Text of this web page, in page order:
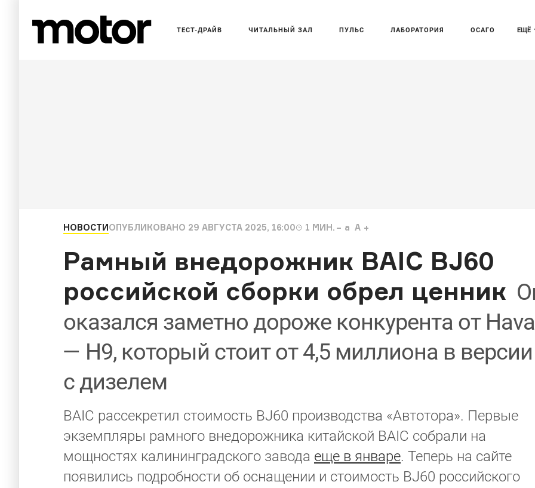
ЕЩЁ
ТЕСТ-ДРАЙВ ЧИТАЛЬНЫЙ ЗАЛ ПУЛЬС ЛАБОРАТОРИЯ ОСАГО
НОВОСТИОПУБЛИКОВАНО 29 АВГУСТА 2025, 16:00 1 МИН. a A
Рамный внедорожник BAIC BJ60
российской сборки обрел ценник
оказался заметно дороже конкурента от Haval
— H9, который стоит от 4,5 миллиона в версии
с дизелем
BAIC рассекретил стоимость BJ60 производства «Автотора». Первые
экземпляры рамного внедорожника китайской BAIC собрали на
мощностях калининградского завода еще в январе. Теперь на сайте
появились подробности об оснащении и стоимость BJ60 российского